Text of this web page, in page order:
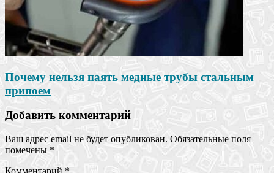
Почему нельзя паять медные трубы стальным
припоем
Добавить комментарий
Ваш адрес email не будет опубликован. Обязательные поля
помечены *